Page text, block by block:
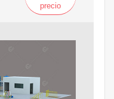
precio